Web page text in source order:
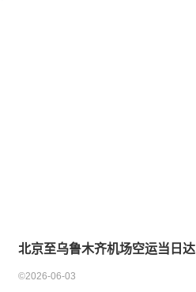
北京至乌鲁木齐机场空运当日达
©2026-06-03